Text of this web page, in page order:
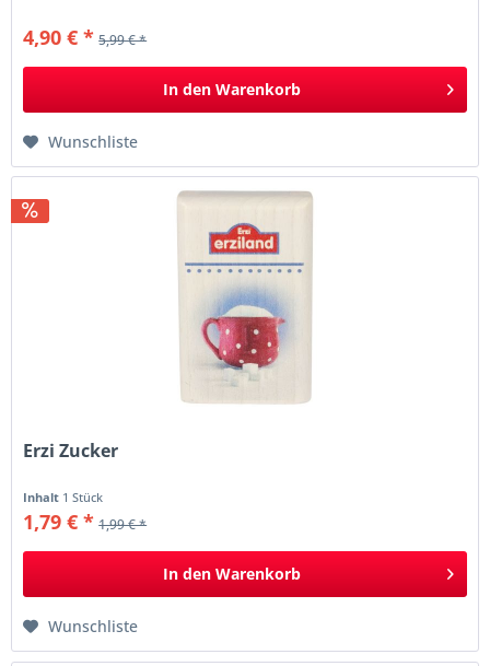
4,90 € * 5,99 € *
In den Warenkorb
Wunschliste
Erzi Zucker
Inhalt 1 Stück
1,79 € * 1,99 € *
In den Warenkorb
Wunschliste